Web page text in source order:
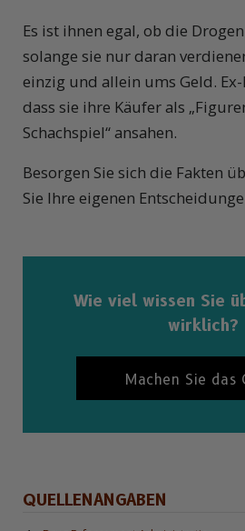
Es ist ihnen egal, ob die
solange sie nur daran
einzig und allein ums Geld.
dass sie ihre Käufer als
Schachspiel“ ansahen.
Besorgen Sie sich die Fakten
Sie Ihre eigenen
Wie viel wissen Sie
wirklich?
Machen Sie das
QUELLENANGABEN